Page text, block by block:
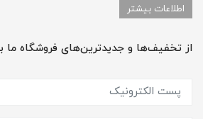
اطلاعات بیشتر
از تخفیف‌ها و جدیدترین‌های فروشگاه ما